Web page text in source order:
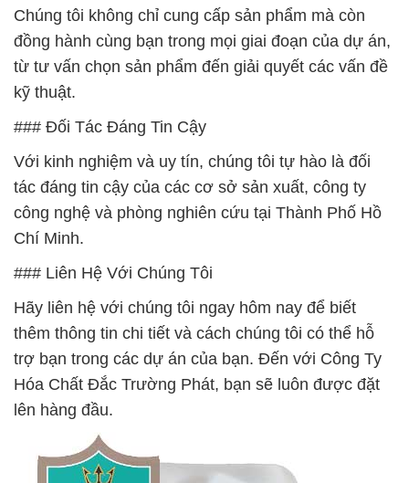
Chúng tôi không chỉ cung cấp sản phẩm mà còn
đồng hành cùng bạn trong mọi giai đoạn của dự án,
từ tư vấn chọn sản phẩm đến giải quyết các vấn đề
kỹ thuật.
### Đối Tác Đáng Tin Cậy
Với kinh nghiệm và uy tín, chúng tôi tự hào là đối
tác đáng tin cậy của các cơ sở sản xuất, công ty
công nghệ và phòng nghiên cứu tại Thành Phố Hồ
Chí Minh.
### Liên Hệ Với Chúng Tôi
Hãy liên hệ với chúng tôi ngay hôm nay để biết
thêm thông tin chi tiết và cách chúng tôi có thể hỗ
trợ bạn trong các dự án của bạn. Đến với Công Ty
Hóa Chất Đắc Trường Phát, bạn sẽ luôn được đặt
lên hàng đầu.